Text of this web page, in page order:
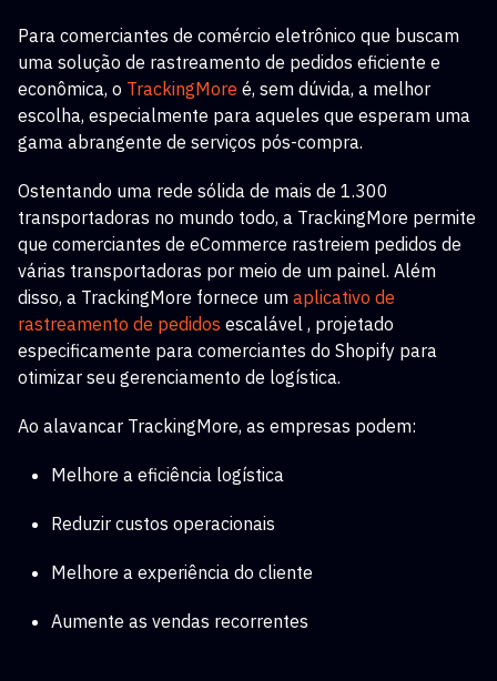
Para comerciantes de comércio eletrônico que buscam
uma solução de rastreamento de pedidos eficiente e
econômica, o TrackingMore é, sem dúvida, a melhor
escolha, especialmente para aqueles que esperam uma
gama abrangente de serviços pós-compra.
Ostentando uma rede sólida de mais de 1.300
transportadoras no mundo todo, a TrackingMore permite
que comerciantes de eCommerce rastreiem pedidos de
várias transportadoras por meio de um painel. Além
disso, a TrackingMore fornece um aplicativo de
rastreamento de pedidos escalável , projetado
especificamente para comerciantes do Shopify para
otimizar seu gerenciamento de logística.
Ao alavancar TrackingMore, as empresas podem:
Melhore a eficiência logística
Reduzir custos operacionais
Melhore a experiência do cliente
Aumente as vendas recorrentes